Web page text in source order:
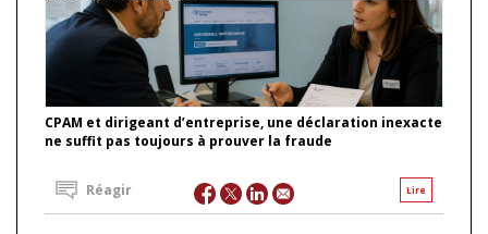
CPAM et dirigeant d’entreprise, une déclaration inexacte
ne suffit pas toujours à prouver la fraude
Lire
Réagir